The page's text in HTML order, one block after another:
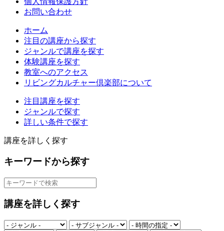
お問い合わせ
ホーム
注目の講座から探す
ジャンルで講座を探す
体験講座を探す
教室へのアクセス
リビングカルチャー倶楽部について
注目講座を探す
ジャンルで探す
詳しい条件で探す
講座を詳しく探す
キーワードから探す
講座を詳しく探す